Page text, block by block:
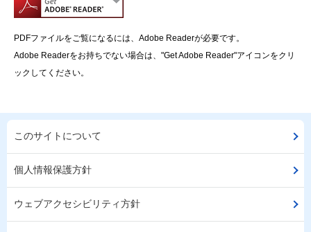
PDFファイルをご覧になるには、Adobe Readerが必要です。
Adobe Readerをお持ちでない場合は、"Get Adobe Reader"アイコンをクリ
ックしてください。
このサイトについて
個人情報保護方針
ウェブアクセシビリティ方針